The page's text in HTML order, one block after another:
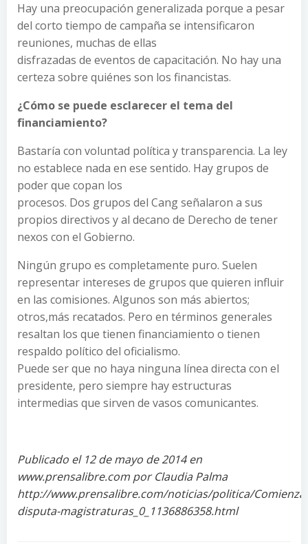
Hay una preocupación generalizada porque a pesar
del corto tiempo de campaña se intensificaron
reuniones, muchas de ellas
disfrazadas de eventos de capacitación. No hay una
certeza sobre quiénes son los financistas.
¿Cómo se puede esclarecer el tema del
financiamiento?
Bastaría con voluntad política y transparencia. La ley
no establece nada en ese sentido. Hay grupos de
poder que copan los
procesos. Dos grupos del Cang señalaron a sus
propios directivos y al decano de Derecho de tener
nexos con el Gobierno.
Ningún grupo es completamente puro. Suelen
representar intereses de grupos que quieren influir
en las comisiones. Algunos son más abiertos;
otros,más recatados. Pero en términos generales
resaltan los que tienen financiamiento o tienen
respaldo político del oficialismo.
Puede ser que no haya ninguna línea directa con el
presidente, pero siempre hay estructuras
intermedias que sirven de vasos comunicantes.
Publicado el 12 de mayo de 2014 en
www.prensalibre.com por Claudia Palma
http://www.prensalibre.com/noticias/politica/Comienza-
disputa-magistraturas_0_1136886358.html